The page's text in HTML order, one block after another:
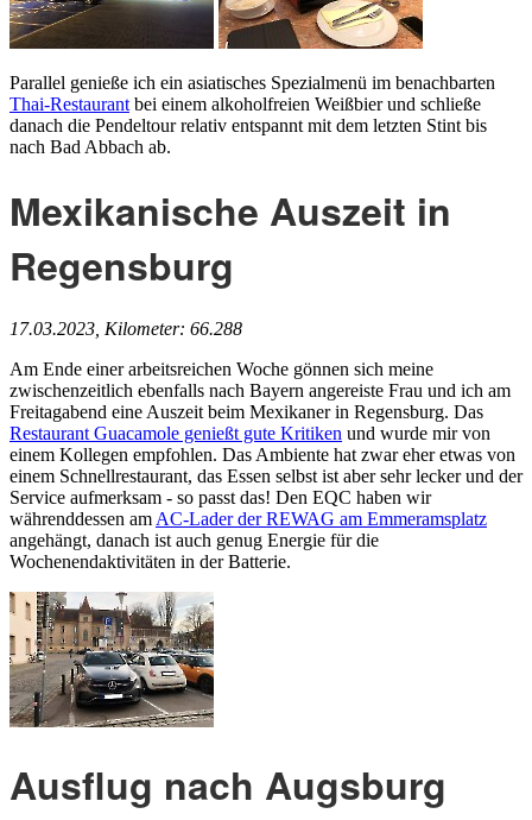
Parallel genieße ich ein asiatisches Spezialmenü im benachbarten
Thai-Restaurant bei einem alkoholfreien Weißbier und schließe
danach die Pendeltour relativ entspannt mit dem letzten Stint bis
nach Bad Abbach ab.
Mexikanische Auszeit in
Regensburg
17.03.2023, Kilometer: 66.288
Am Ende einer arbeitsreichen Woche gönnen sich meine
zwischenzeitlich ebenfalls nach Bayern angereiste Frau und ich am
Freitagabend eine Auszeit beim Mexikaner in Regensburg. Das
Restaurant Guacamole genießt gute Kritiken und wurde mir von
einem Kollegen empfohlen. Das Ambiente hat zwar eher etwas von
einem Schnellrestaurant, das Essen selbst ist aber sehr lecker und der
Service aufmerksam - so passt das! Den EQC haben wir
währenddessen am AC-Lader der REWAG am Emmeramsplatz
angehängt, danach ist auch genug Energie für die
Wochenendaktivitäten in der Batterie.
Ausflug nach Augsburg